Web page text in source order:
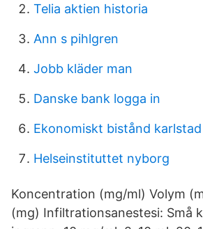
Telia aktien historia
Ann s pihlgren
Jobb kläder man
Danske bank logga in
Ekonomiskt bistånd karlstad
Helseinstituttet nyborg
Koncentration (mg/ml) Volym
(mg) Infiltrationsanestesi: Små